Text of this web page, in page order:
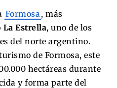
Formosa , más
La Estrella, uno de los
del norte argentino.
de Formosa, este
hectáreas durante
y forma parte del